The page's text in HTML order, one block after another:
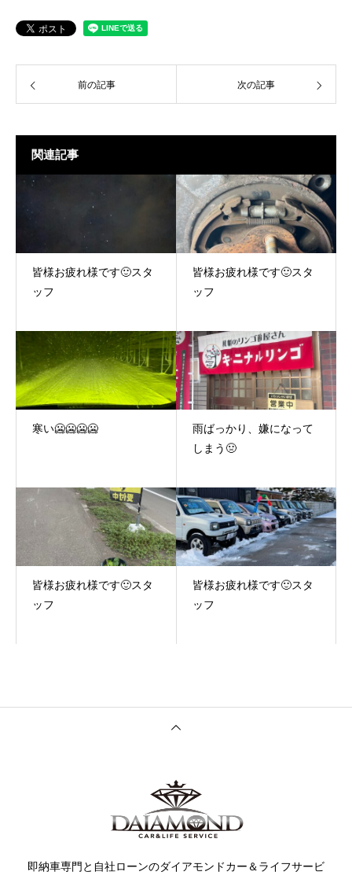
前の記事 次の記事
関連記事
皆様お疲れ様です🙂スタ
ッフ
皆様お疲れ様です🙂スタ
ッフ
寒い🥶🥶🥶🥶
雨ばっかり、嫌になって
しまう🤢
皆様お疲れ様です🙂スタ
ッフ
皆様お疲れ様です🙂スタ
ッフ
即納車専門と自社ローンのダイアモンドカー＆ライフサービ